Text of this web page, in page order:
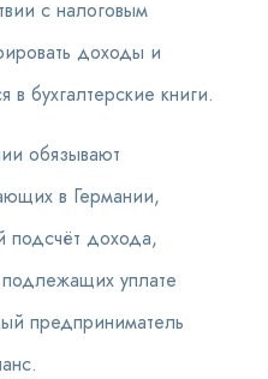
с налоговым
доходы и
в бухгалтерские книги.
обязывают
в Германии,
подсчёт дохода,
уплате
предприниматель